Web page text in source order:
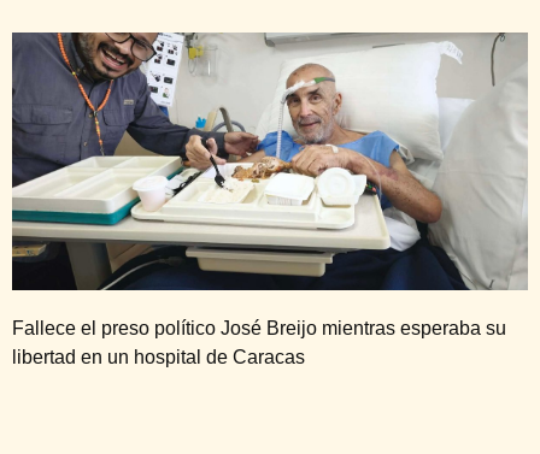
Fallece el preso político José Breijo mientras esperaba su
libertad en un hospital de Caracas